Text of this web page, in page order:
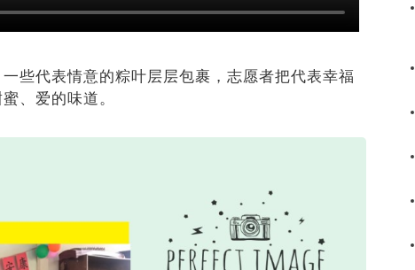
些代表情意的粽叶层层包裹，志愿者把代表幸福
、爱的味道。